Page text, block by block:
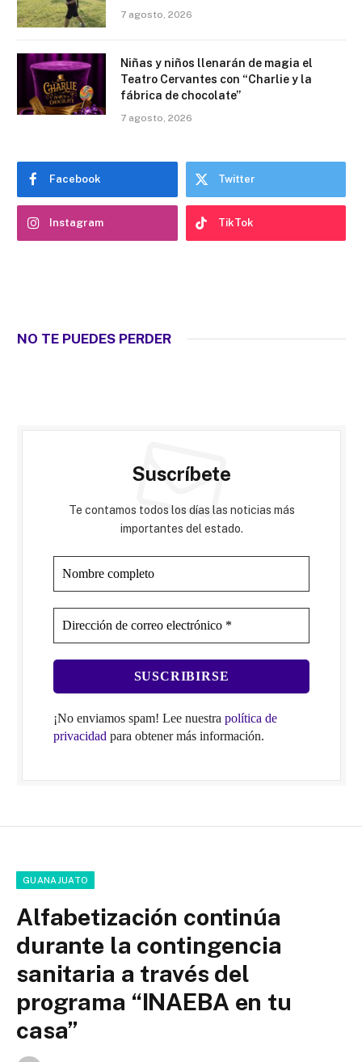
7 agosto, 2026
Niñas y niños llenarán de magia el
Teatro Cervantes con “Charlie y la
fábrica de chocolate”
7 agosto, 2026
Facebook Twitter
Instagram TikTok
NO TE PUEDES PERDER
Suscríbete
Te contamos todos los días las noticias más
importantes del estado.
¡No enviamos spam! Lee nuestra política de
privacidad para obtener más información.
GUANAJUATO
Alfabetización continúa
durante la contingencia
sanitaria a través del
programa “INAEBA en tu
casa”